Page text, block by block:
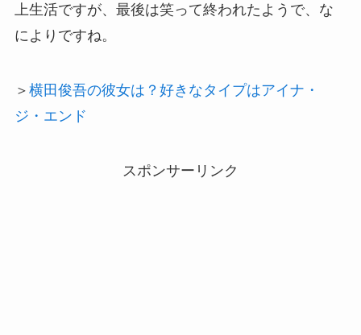
上生活ですが、最後は笑って終われたようで、な
によりですね。
＞ 横田俊吾の彼女は？好きなタイプはアイナ・
ジ・エンド
スポンサーリンク